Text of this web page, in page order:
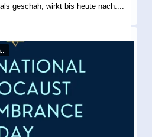
geschah, wirkt bis heute nach....